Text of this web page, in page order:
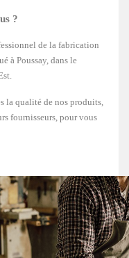
?
de la fabrication
à Poussay, dans le
la qualité de nos produits,
fournisseurs, pour vous